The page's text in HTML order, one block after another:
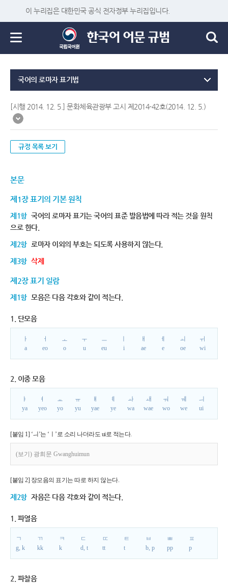
이 누리집은 대한민국 공식 전자정부 누리집입니다.
국어의 로마자 표기법
[시행 2014. 12. 5.] 문화체육관광부 고시 제2014-42호(2014. 12. 5.)
규정 목록 보기
본문
제1장 표기의 기본 원칙
제1항 국어의 로마자 표기는 국어의 표준 발음법에 따라 적는 것을 원칙
으로 한다.
제2항 로마자 이외의 부호는 되도록 사용하지 않는다.
제3항 삭제
제2장 표기 일람
제1항 모음은 다음 각호와 같이 적는다.
1. 단모음
ㅏ
a
ㅓ
eo
ㅗ
o
ㅜ
u
ㅡ
eu
i
ㅐ
ae
ㅔ
e
ㅚ
oe
ㅟ
wi
2. 이중 모음
ㅑ
ya
ㅕ
yeo
ㅛ
yo
ㅠ
yu
ㅒ
yae
ㅖ
ye
ㅘ
wa
ㅙ
wae
ㅝ
wo
ㅞ
we
ㅢ
ui
[붙임 1] ‘ㅢ’는 ‘ㅣ’로 소리 나더라도 ui로 적는다.
(보기) 광희문 Gwanghuimun
[붙임 2] 장모음의 표기는 따로 하지 않는다.
제2항 자음은 다음 각호와 같이 적는다.
1. 파열음
ㄱ
g, k
ㄲ
kk
ㅋ
k
ㄷ
d, t
ㄸ
tt
ㅌ
t
ㅂ
b, p
ㅃ
pp
ㅍ
p
2. 파찰음